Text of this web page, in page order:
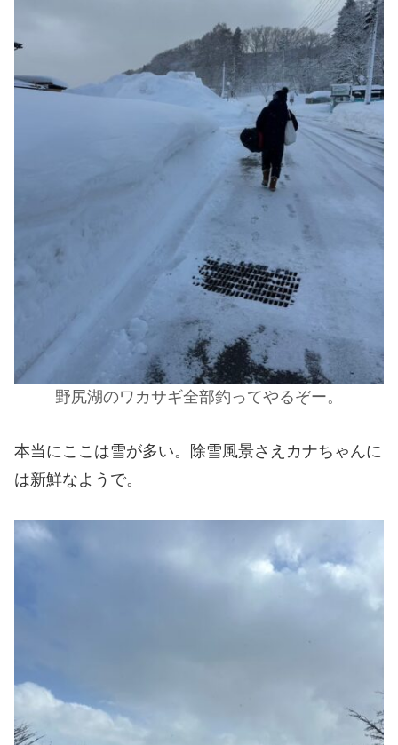
野尻湖のワカサギ全部釣ってやるぞー。
本当にここは雪が多い。除雪風景さえカナちゃんに
は新鮮なようで。